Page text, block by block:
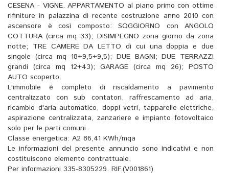
CESENA - VIGNE. APPARTAMENTO al piano primo con ottime
rifiniture in palazzina di recente costruzione anno 2010 con
ascensore è così composto: SOGGIORNO con ANGOLO
COTTURA (circa mq 33); DISIMPEGNO zona giorno da zona
notte; TRE CAMERE DA LETTO di cui una doppia e due
singole (circa mq 18+9,5+9,5); DUE BAGNI; DUE TERRAZZI
grandi (circa mq 12+43); GARAGE (circa mq 26); POSTO
AUTO scoperto.
L'immobile è completo di riscaldamento a pavimento
centralizzato con sub contatori, raffrescamento ad aria,
ricambio d'aria automatico, doppi vetri, tapparelle elettriche,
aspirazione centralizzata, zanzariere e impianto fotovoltaico
solo per le parti comuni.
Classe energetica: A2 86,41 KWh/mqa
Le informazioni del presente annuncio sono indicativi e non
costituiscono elemento contrattuale.
Per informazioni 335-8305229. RIF.(V001861)